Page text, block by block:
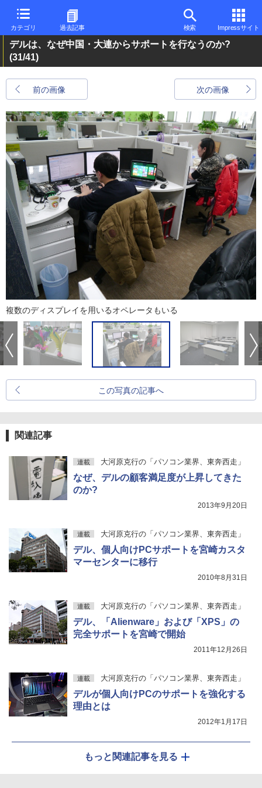
カテゴリ 過去記事 検索 Impressサイト
デルは、なぜ中国・大連からサポートを行なうのか?
(31/41)
前の画像 次の画像
複数のディスプレイを用いるオペレータもいる
この写真の記事へ
関連記事
連載 大河原克行の「パソコン業界、東奔西走」
なぜ、デルの顧客満足度が上昇してきた
のか?
2013年9月20日
連載 大河原克行の「パソコン業界、東奔西走」
デル、個人向けPCサポートを宮崎カスタ
マーセンターに移行
2010年8月31日
連載 大河原克行の「パソコン業界、東奔西走」
デル、「Alienware」および「XPS」の
完全サポートを宮崎で開始
2011年12月26日
連載 大河原克行の「パソコン業界、東奔西走」
デルが個人向けPCのサポートを強化する
理由とは
2012年1月17日
もっと関連記事を見る